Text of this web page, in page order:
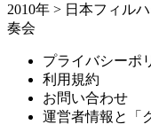
2010年 > 日本フィル
奏会
プライバシーポ
利用規約
お問い合わせ
運営者情報と「